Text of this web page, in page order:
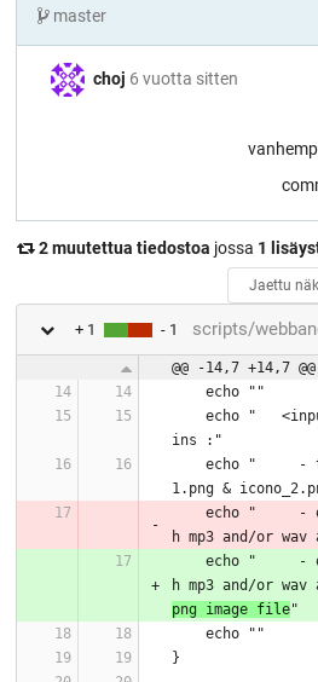
master
choj 6 vuotta sitten
2 muutettua tiedostoa jossa 1
Jaettu
+ 1 - 1 scripts/
@@ -14,7 +14,7
    echo ""
ins :"
1.png &
h mp3 and/or
h mp3 and/or
png image file"
    echo ""
}